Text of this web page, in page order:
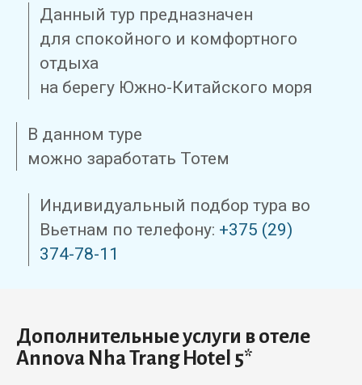
Данный тур предназначен
для спокойного и комфортного
отдыха
на берегу Южно-Китайского моря
В данном туре
можно заработать Тотем
Индивидуальный подбор тура во
Вьетнам по телефону: +375 (29)
374-78-11
Дополнительные услуги в отеле
Annova Nha Trang Hotel 5*